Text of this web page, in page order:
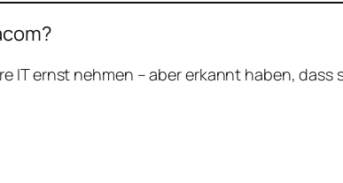
IT ernst nehmen – aber erkannt haben, dass